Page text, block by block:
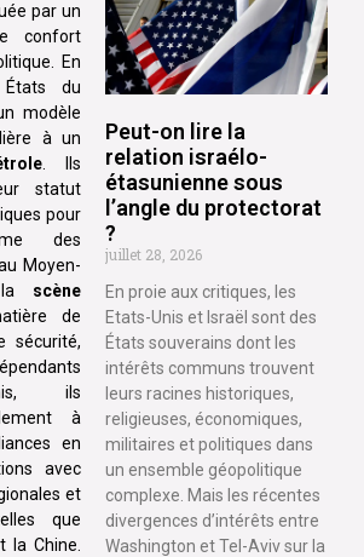
par un
confort
En
États du
modèle
à un
. Ils
statut
pour
des
Moyen-
la scène
de
sécurité,
ils
à
en
avec
et
que
la Chine.
Peut-on lire la
relation israélo-
étasunienne sous
l’angle du protectorat
?
juillet 28, 2026
En proie aux critiques, les
Etats-Unis et Israël sont des
États souverains dont les
intérêts communs trouvent
leurs racines historiques,
religieuses, économiques,
militaires et politiques dans
un ensemble géopolitique
complexe. Mais les récentes
divergences d’intérêts entre
Washington et Tel-Aviv sur la